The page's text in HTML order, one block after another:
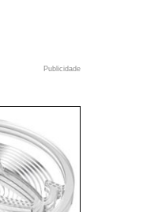
Publicidade